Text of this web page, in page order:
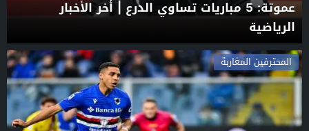
عموتة: 5 مباريات تساوي الدرع | أخر الأخبار
الرياضية
المحترفين المغاربة